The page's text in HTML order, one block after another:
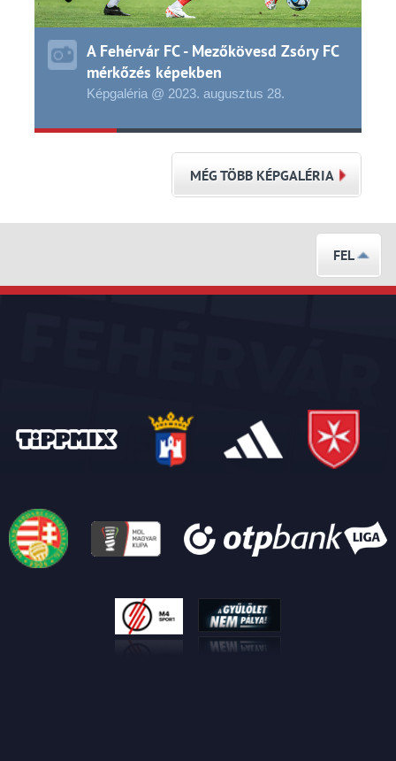
A Fehérvár FC - Mezőkövesd Zsóry FC
mérkőzés képekben
Képgaléria @ 2023. augusztus 28.
MÉG TÖBB KÉPGALÉRIA
FEL